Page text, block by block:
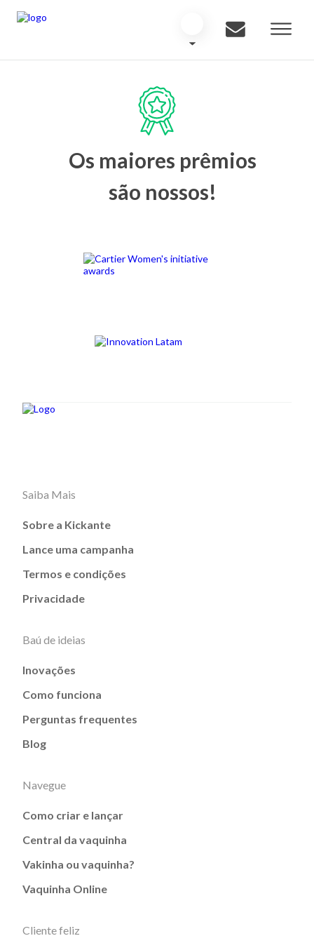
Os maiores prêmios
são nossos!
Saiba Mais
Sobre a Kickante
Lance uma campanha
Termos e condições
Privacidade
Baú de ideias
Inovações
Como funciona
Perguntas frequentes
Blog
Navegue
Como criar e lançar
Central da vaquinha
Vakinha ou vaquinha?
Vaquinha Online
Cliente feliz